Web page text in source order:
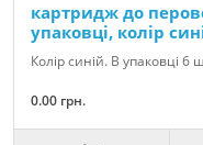
картридж до
упаковці, колір
Колір синій. В упаковці 6
0.00 грн.